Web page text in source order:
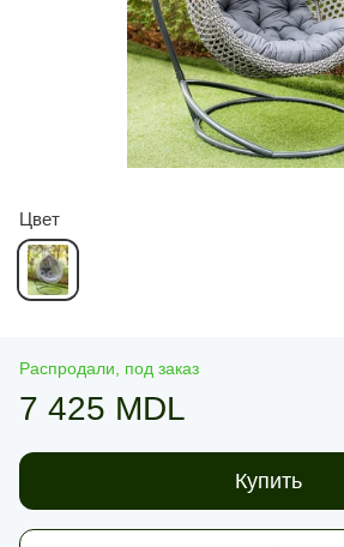
Цвет
Распродали, под заказ
7 425 MDL
Купить